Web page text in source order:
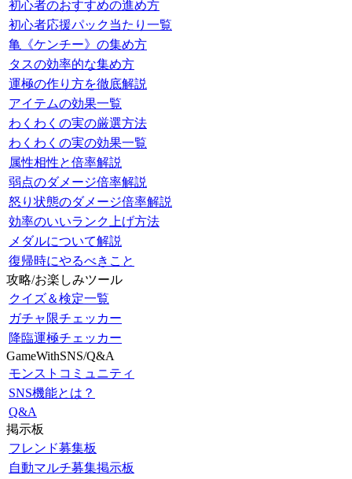
初心者のおすすめの進め方
初心者応援パック当たり一覧
亀《ケンチー》の集め方
タスの効率的な集め方
運極の作り方を徹底解説
アイテムの効果一覧
わくわくの実の厳選方法
わくわくの実の効果一覧
属性相性と倍率解説
弱点のダメージ倍率解説
怒り状態のダメージ倍率解説
効率のいいランク上げ方法
メダルについて解説
復帰時にやるべきこと
攻略/お楽しみツール
クイズ＆検定一覧
ガチャ限チェッカー
降臨運極チェッカー
GameWithSNS/Q&A
モンストコミュニティ
SNS機能とは？
Q&A
掲示板
フレンド募集板
自動マルチ募集掲示板